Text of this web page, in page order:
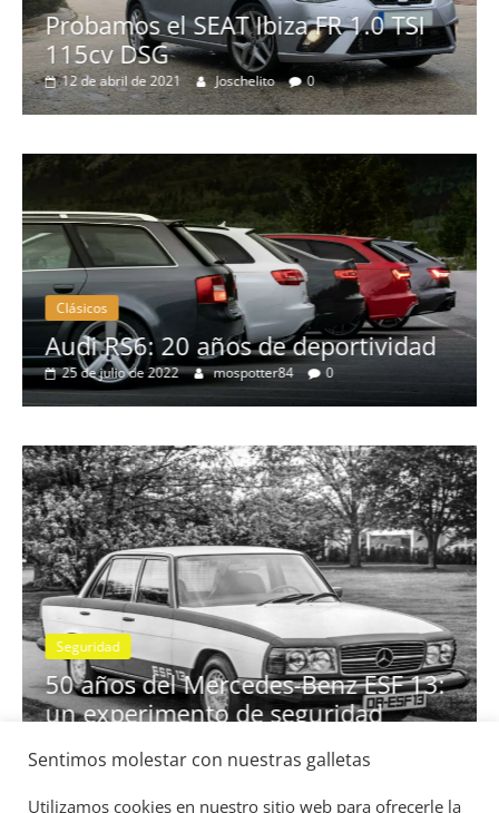
Probamos el SEAT Ibiza FR 1.0 TSI
115cv DSG
12 de abril de 2021 Joschelito 0
Clásicos
Audi RS6: 20 años de deportividad
25 de julio de 2022 mospotter84 0
Seguridad
50 años del Mercedes-Benz ESF 13:
un experimento de seguridad
Sentimos molestar con nuestras galletas
Utilizamos cookies en nuestro sitio web para ofrecerle la